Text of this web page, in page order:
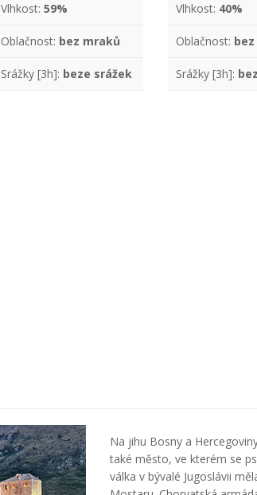
Vlhkost:59%
Oblačnost: bez mraků
Srážky [3h]: beze srážek
Vlhkost: 40%
Oblačnost:
Srážky [3h]:
Na jihu Bosny a
také město, ve kterém se
válka v bývalé Jugoslávii